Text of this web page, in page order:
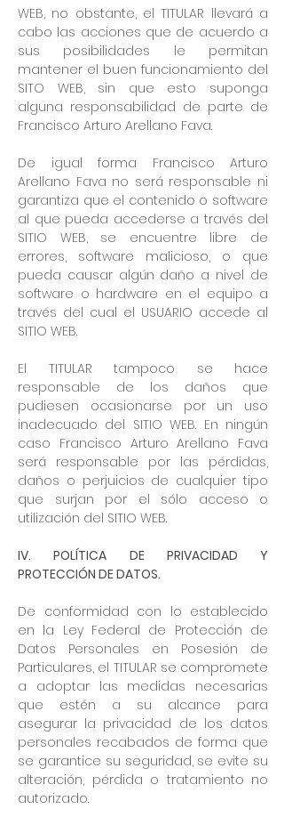
WEB, no obstante, el TITULAR llevará a
cabo las acciones que de acuerdo a
sus posibilidades le permitan
mantener el buen funcionamiento del
SITO WEB, sin que esto suponga
alguna responsabilidad de parte de
Francisco Arturo Arellano Fava.
De igual forma Francisco Arturo
Arellano Fava no será responsable ni
garantiza que el contenido o software
al que pueda accederse a través del
SITIO WEB, se encuentre libre de
errores, software malicioso, o que
pueda causar algún daño a nivel de
software o hardware en el equipo a
través del cual el USUARIO accede al
SITIO WEB.
El TITULAR tampoco se hace
responsable de los daños que
pudiesen ocasionarse por un uso
inadecuado del SITIO WEB. En ningún
caso Francisco Arturo Arellano Fava
será responsable por las pérdidas,
daños o perjuicios de cualquier tipo
que surjan por el sólo acceso o
utilización del SITIO WEB.
IV. POLÍTICA DE PRIVACIDAD Y
PROTECCIÓN DE DATOS.
De conformidad con lo establecido
en la Ley Federal de Protección de
Datos Personales en Posesión de
Particulares, el TITULAR se compromete
a adoptar las medidas necesarias
que estén a su alcance para
asegurar la privacidad de los datos
personales recabados de forma que
se garantice su seguridad, se evite su
alteración, pérdida o tratamiento no
autorizado.